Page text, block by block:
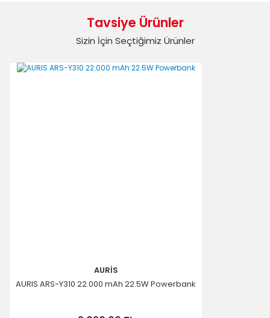
Yorum Yaz
formunu kullanarak tarafımıza iletebilirsiniz.
Görüş ve önerileriniz için teşekkür ederiz.
Ürün açıklamasında eksik bilgiler bulunuyor.
Tavsiye Ürünler
Sizin İçin Seçtiğimiz Ürünler
AURİS
AURIS ARS-Y310 22.000 mAh 22.5W Powerbank